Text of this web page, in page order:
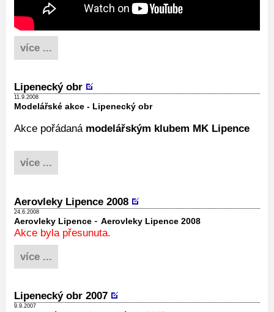
více ...
Lipenecký obr
11.9.2008
Modelářské akce - Lipenecký obr
Akce pořádaná modelářským klubem MK Lipence
více ...
Aerovleky Lipence 2008
24.6.2008
Aerovleky Lipence - Aerovleky Lipence 2008
Akce byla přesunuta.
více ...
Lipenecký obr 2007
9.9.2007